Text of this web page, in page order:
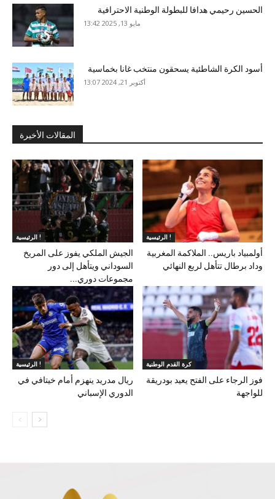
الحسين رحيمي هدافا للبطولة الوطنية الاحترافية
مايو 13, 2025 13:42
أسود الكرة الشاطئية يسحقون منتخب غانا بخماسية
أكتوبر 21, 2024 13:07
المقالات الأخيرة
الرئيسية !
الجيش الملكي يفوز على المريخ
السوداني ويتأهل إلى دور
مجموعات دوري...
الرئيسية !
أولمبياد باريس.. الملاكمة المغربية
وداد برطال تتأهل لربع النهائي
الرئيسية !
ريال مدريد ينهزم أمام خيتافي في
الدوري الإسباني
كرة القدم الوطنية
فوز الرجاء على الفتح يعيد بودريقة
للواجهة